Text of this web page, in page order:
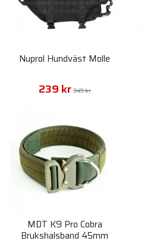
Nuprol Hundväst Molle
239 kr 349 kr
MDT K9 Pro Cobra
Brukshalsband 45mm